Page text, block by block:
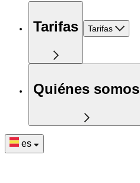
Tarifas Tarifas
Quiénes somos
es